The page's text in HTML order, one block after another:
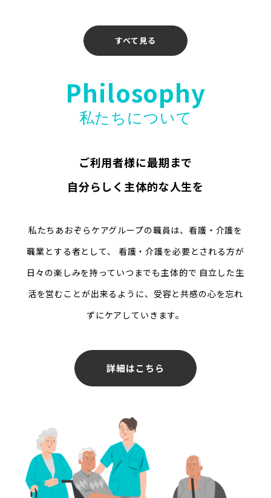
すべて見る
Philosophy
私たちについて
ご利用者様に最期まで
自分らしく主体的な人生を
私たちあおぞらケアグループの職員は、看護・介護を
職業とする者として、
看護・介護を必要とされる方が
日々の楽しみを持っていつまでも主体的で 自立した生
活を営むことが出来るように、受容と共感の心を忘れ
ずにケアしていきます。
詳細はこちら